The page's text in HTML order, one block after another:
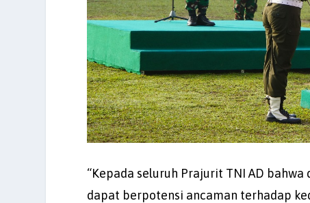
“Kepada seluruh Prajurit TNI AD
dapat berpotensi ancaman terhadap